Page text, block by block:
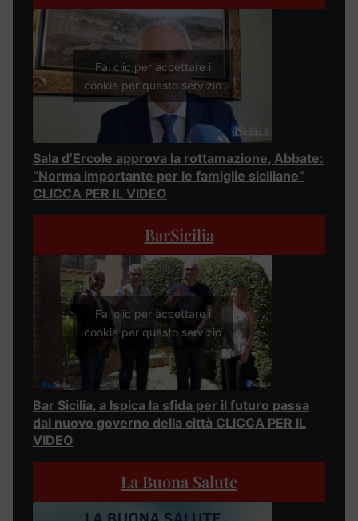
Fai clic per accettare i
cookie per questo servizio
Sala d’Ercole approva la rottamazione, Abbate:
“Norma importante per le famiglie siciliane”
CLICCA PER IL VIDEO
BarSicilia
Fai clic per accettare i
cookie per questo servizio
Bar Sicilia, a Ispica la sfida per il futuro passa
dal nuovo governo della città CLICCA PER IL
VIDEO
La Buona Salute